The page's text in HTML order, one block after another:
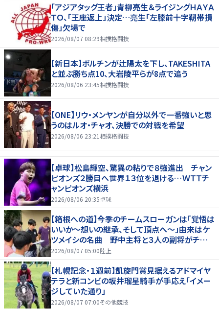
「アジアタッグ王者」青柳亮生＆ライジングＨＡＹＡ
ＴＯ、「王座返上」決定…亮生「左膝前十字靭帯損
傷」欠場で
2026/08/07 08:29相撲格闘技
【新日本】ボルチンが辻陽太を下し、TAKESHITA
と並ぶ勝ち点10、大岩陵平らが8点で追う
2026/08/06 23:45相撲格闘技
【ONE】リウ・メンヤンが自分以外で一番強いと思
うのはルオ・チャオ、決勝での対戦を希望
2026/08/06 23:21 相撲格闘技
【卓球】松島輝空、驚異の粘りで８強進出 チャン
ピオンズ２勝目へ世界１３位を退ける…ＷＴＴチ
ャンピオンズ横浜
2026/08/06 20:35卓球
【箱根への道】今季のチームスローガンは「覚悟は
いいか～想いの継承、そして頂点へ～」由来はケ
ツメイシの名曲 野中主将と３人の副将がチーム
を引っ張る…夏合宿特集第１弾、国学院大
2026/08/07 05:00陸上
【札幌記念・１週前】凱旋門賞見据えるアドマイヤ
テラと新コンビの坂井瑠星騎手が手応え「イメー
ジしていた通り」
2026/08/07 07:00その他競技